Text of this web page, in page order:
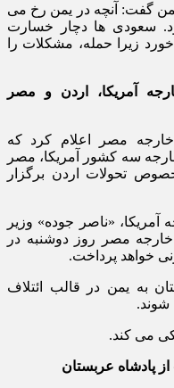
گفت: آنچه در یمن رخ می
سعودی ها دچار خسارت
زیرا حمله، مشکلات را
آمریکا، اردن و مصر
مصر اعلام کرد که
وزرای خارجه سه کشور آمریکا، مصر
تحولات اردن برگزار
«ناصر جوده» وزیر
مصر روز دوشنبه در
خواهد پرداخت.
به یمن در قالب ائتلاف
می کند.